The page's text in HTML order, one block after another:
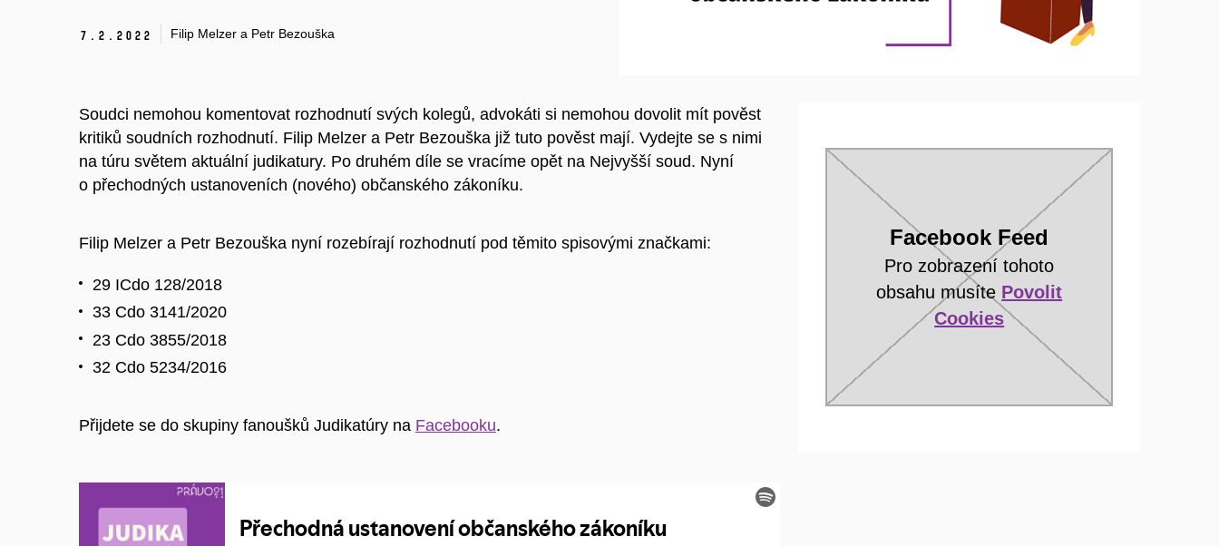
7. 2. 2022 Filip Melzer a Petr Bezouška
Soudci nemohou komentovat rozhodnutí svých kolegů, advokáti si nemohou dovolit mít pověst
kritiků soudních rozhodnutí. Filip Melzer a Petr Bezouška již tuto pověst mají. Vydejte se s nimi
na túru světem aktuální judikatury. Po druhém díle se vracíme opět na Nejvyšší soud. Nyní
o přechodných ustanoveních (nového) občanského zákoníku.
Filip Melzer a Petr Bezouška nyní rozebírají rozhodnutí pod těmito spisovými značkami:
29 ICdo 128/2018
33 Cdo 3141/2020
23 Cdo 3855/2018
32 Cdo 5234/2016
Přijdete se do skupiny fanoušků Judikatúry na Facebooku.
Facebook Feed
Pro zobrazení tohoto
obsahu musíte Povolit
Cookies